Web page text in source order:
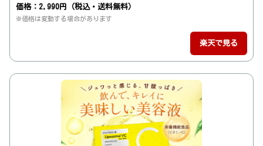
価格：2,990円（税込・送料無料）
※価格は変動する場合があります
楽天で見る